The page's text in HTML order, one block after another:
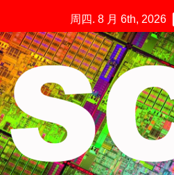
至
内
容
周四. 8 月 6th, 2026